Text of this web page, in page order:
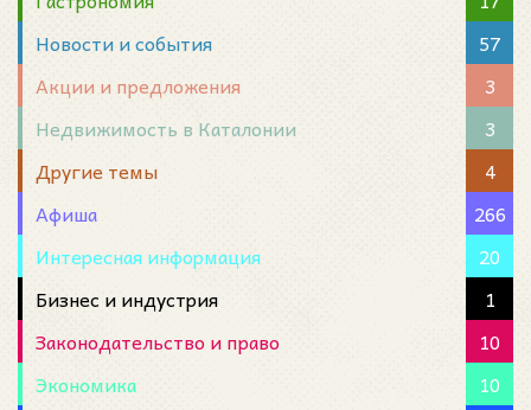
Новости и события
57
Акции и предложения
3
Недвижимость в Каталонии
3
Другие темы
4
Афиша
266
Интересная информация
20
Бизнес и индустрия
1
Законодательство и право
10
Экономика
10